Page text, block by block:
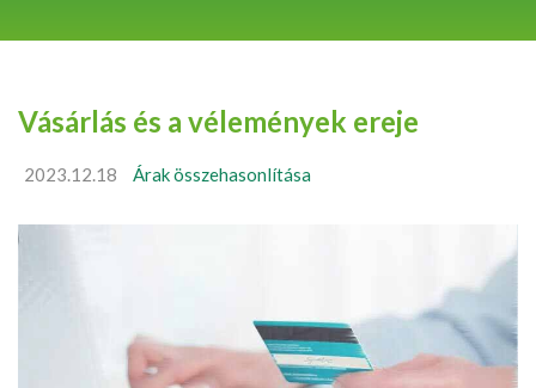
Vásárlás és a vélemények ereje
2023.12.18 Árak összehasonlítása